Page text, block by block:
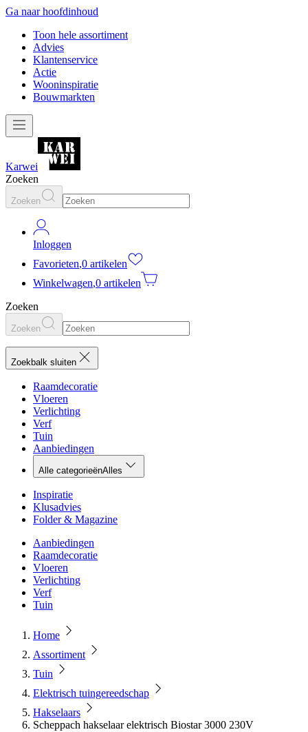
Ga naar hoofdinhoud
Toon hele assortiment
Advies
Klantenservice
Actie
Wooninspiratie
Bouwmarkten
Karwei
Zoeken
Zoeken
Inloggen
Favorieten,0 artikelen
Winkelwagen,0 artikelen
Zoeken
Zoeken
Zoekbalk sluiten
Raamdecoratie
Vloeren
Verlichting
Verf
Tuin
Aanbiedingen
Alle categorieënAlles
Inspiratie
Klusadvies
Folder & Magazine
Aanbiedingen
Raamdecoratie
Vloeren
Verlichting
Verf
Tuin
Home
Assortiment
Tuin
Elektrisch tuingereedschap
Hakselaars
Scheppach hakselaar elektrisch Biostar 3000 230V